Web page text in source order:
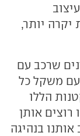
יקרה יותר,
שרכב עם
משקל כל
הללו
רוצים אותן
בנהיגה